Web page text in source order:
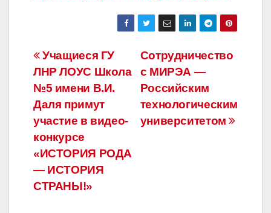
Навигация
по
записям
Сотрудничество
с МИРЭА —
Российским
технологическим
университетом
Учащиеся ГУ
ЛНР ЛОУС Школа
№5 имени В.И.
Даля примут
участие в видео-
конкурсе
«ИСТОРИЯ РОДА
— ИСТОРИЯ
СТРАНЫ!»